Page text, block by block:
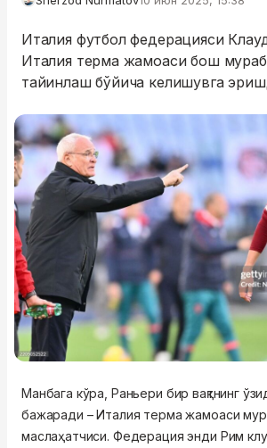
Италия футбол федерацияси
Италия терма жамоаси бош
тайинлаш бўйича келишувга
Манбага кўра, Раньери бир вақтнинг
бажаради – Италия терма жамоаси
маслаҳатчиси. Федерация энди Рим